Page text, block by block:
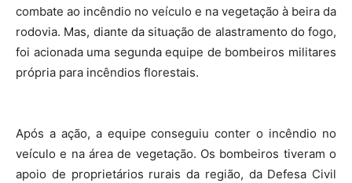
combate ao incêndio no veículo e na vegetação à beira da
rodovia. Mas, diante da situação de alastramento do fogo,
foi acionada uma segunda equipe de bombeiros militares
própria para incêndios florestais.
Após a ação, a equipe conseguiu conter o incêndio no
veículo e na área de vegetação. Os bombeiros tiveram o
apoio de proprietários rurais da região, da Defesa Civil